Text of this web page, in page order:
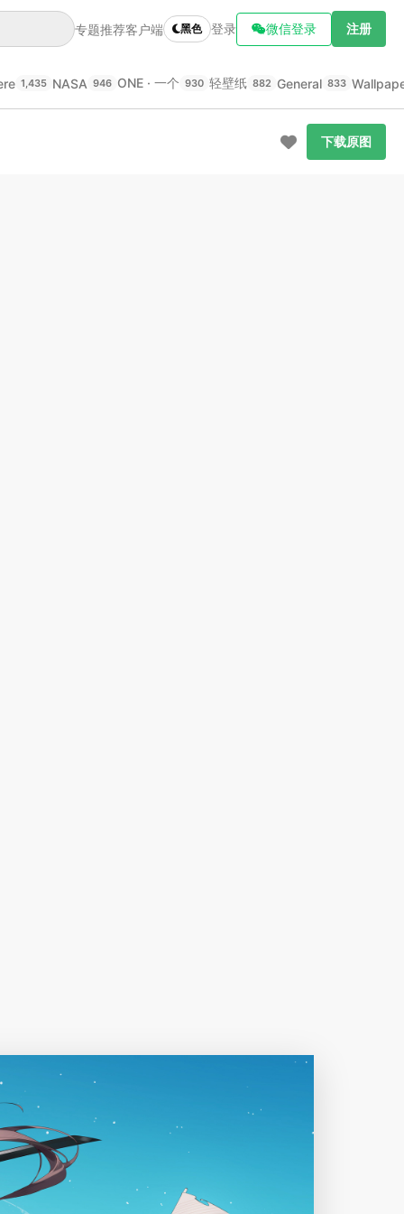
专题推荐客户端 黑色 登录 微信登录 注册
1,435 NASA 946 ONE · 一个 930 轻壁纸 882 General 833
下载原图